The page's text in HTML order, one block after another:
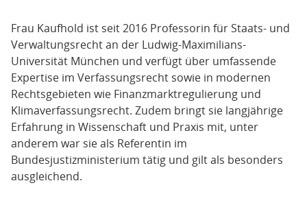
Frau Kaufhold ist seit 2016 Professorin für Staats- und
Verwaltungsrecht an der Ludwig-Maximilians-
Universität München und verfügt über umfassende
Expertise im Verfassungsrecht sowie in modernen
Rechtsgebieten wie Finanzmarktregulierung und
Klimaverfassungsrecht. Zudem bringt sie langjährige
Erfahrung in Wissenschaft und Praxis mit, unter
anderem war sie als Referentin im
Bundesjustizministerium tätig und gilt als besonders
ausgleichend.